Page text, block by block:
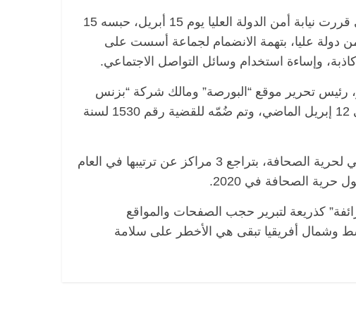
كما تم القبض على الزميل الصحفي أحمد علام الذي قررت نيابة أمن الدولة العليا يوم 15 أبريل، حبسه 15
القضية رقم 558 لسنة 2020 حصر أمن دولة عليا، بتهمة الانضمام لجماعة أسست على
وإساءة استخدام وسائل التواصل الاجتماعي.
تحرير موقع “البورصة” ومالك شركة “بزنس
نيوز” التي تصدر عنها صحيفة “ديلي نيوز إيجبت”، في 12 إبريل الماضي، وتم ضُمّه للقضية رقم 1530 لسنة
وتراجعت مصر إلى المرتبة 166 في التصنيف العالمي لحرية الصحافة، بتراجع 3 مراكز عن ترتيبها في العام
الصحافة في 2020.
كذريعة لتبرير حجب الصفحات والمواقع
وشمال أفريقيا تبقى هي الأخطر على سلامة